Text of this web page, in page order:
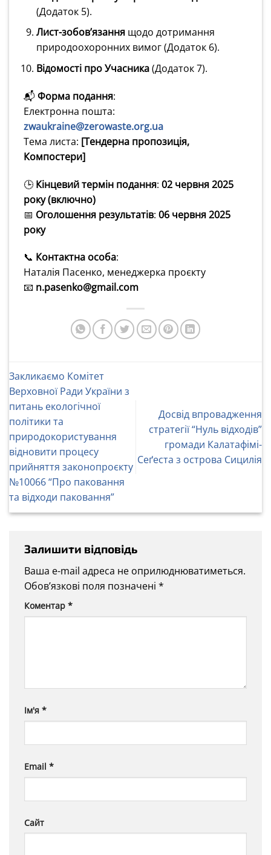
(Додаток 5).
Лист-зобов’язаннящодо дотримання
природоохоронних вимог (Додаток 6).
Відомості про Учасника(Додаток 7).
📬 Форма подання:
Електронна пошта:
zwaukraine@zerowaste.org.ua
Тема листа: [Тендерна пропозиція,
Компостери]
🕒 Кінцевий термін подання: 02 червня 2025
року (включно)
📅 Оголошення результатів: 06 червня 2025
року
📞 Контактна особа:
Наталія Пасенко, менеджерка проєкту
📧 n.pasenko@gmail.com
Закликаємо Комітет
Верховної Ради України з
питань екологічної
політики та
природокористування
відновити процесу
прийняття законопроєкту
№10066 “Про паковання
та відходи паковання”
Досвід впровадження
стратегії “Нуль відходів”
громади Калатафімі-
Сеґеста з острова Сицилія
Залишити відповідь
Ваша e-mail адреса не оприлюднюватиметься.
Обов’язкові поля позначені *
Коментар *
Ім'я *
Email *
Сайт